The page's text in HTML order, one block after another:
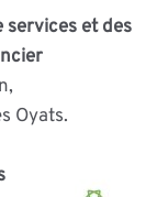
services et des
Oyats.